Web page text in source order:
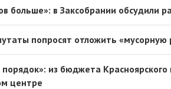
больше»: в Заксобрании обсудили
попросят отложить
из бюджета
центре